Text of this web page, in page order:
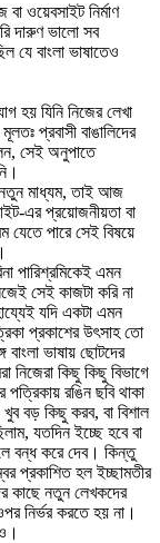
ওয়েবসাইট নির্মাণ
দারুণ ভালো সব
যে বাংলা ভাষাতেও
হয় যিনি নিজের লেখা
প্রবাসী বাঙালিদের
সেই অনুপাতে
নতুন মাধ্যম, তাই আজ
এর প্রয়োজনীয়তা বা
যেতে পারে সেই বিষয়ে
পারিশ্রমিকেই এমন
সেই কাজটা করি না
যদি একটা এমন
প্রকাশের উৎসাহ তো
ভাষায় ছোটদের
কিছু কিছু বিভাগে
পত্রিকায় রঙিন ছবি থাকা
বড় কিছু করব, বা বিশাল
যতদিন ইচ্ছে হবে বা
বন্ধ করে দেব। কিন্তু
প্রকাশিত হল ইচ্ছামতীর
কাছে নতুন লেখকদের
নির্ভর করতে হয় না।